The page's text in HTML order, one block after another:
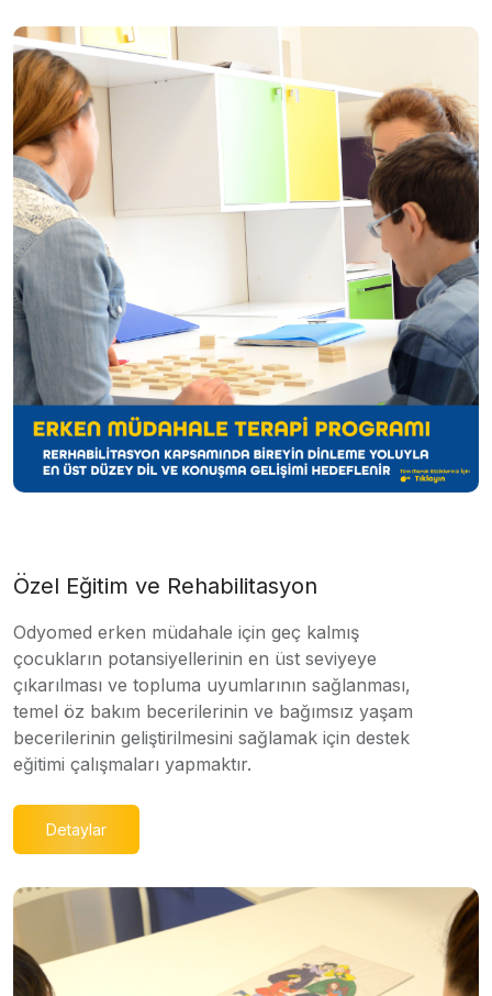
Özel Eğitim ve Rehabilitasyon
Odyomed erken müdahale için geç kalmış
çocukların potansiyellerinin en üst seviyeye
çıkarılması ve topluma uyumlarının sağlanması,
temel öz bakım becerilerinin ve bağımsız yaşam
becerilerinin geliştirilmesini sağlamak için destek
eğitimi çalışmaları yapmaktır.
Detaylar